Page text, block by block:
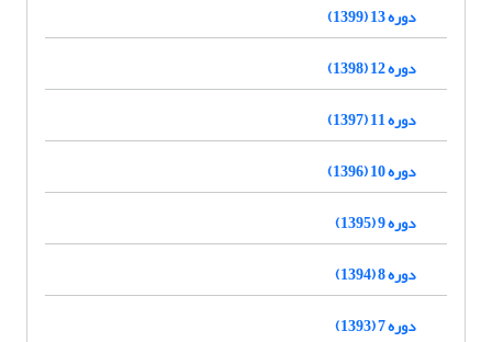
دوره 13 (1399)
دوره 12 (1398)
دوره 11 (1397)
دوره 10 (1396)
دوره 9 (1395)
دوره 8 (1394)
دوره 7 (1393)